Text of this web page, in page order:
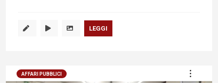
LEGGI
AFFARI PUBBLICI